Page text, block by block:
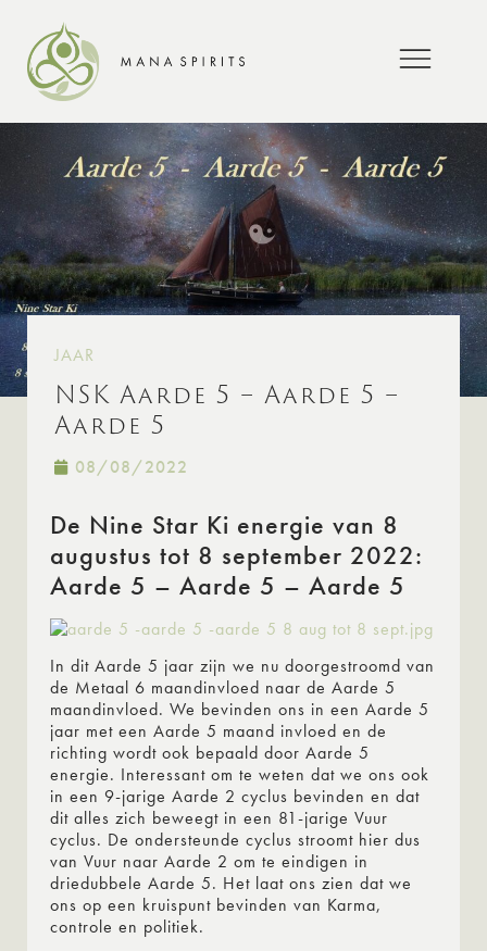
JAAR
NSK Aarde 5 – Aarde 5 –
Aarde 5
08/08/2022
De Nine Star Ki energie van 8
augustus tot 8 september 2022:
Aarde 5 – Aarde 5 – Aarde 5
In dit Aarde 5 jaar zijn we nu doorgestroomd van
de Metaal 6 maandinvloed naar de Aarde 5
maandinvloed. We bevinden ons in een Aarde 5
jaar met een Aarde 5 maand invloed en de
richting wordt ook bepaald door Aarde 5
energie. Interessant om te weten dat we ons ook
in een 9-jarige Aarde 2 cyclus bevinden en dat
dit alles zich beweegt in een 81-jarige Vuur
cyclus. De ondersteunde cyclus stroomt hier dus
van Vuur naar Aarde 2 om te eindigen in
driedubbele Aarde 5. Het laat ons zien dat we
ons op een kruispunt bevinden van Karma,
controle en politiek.